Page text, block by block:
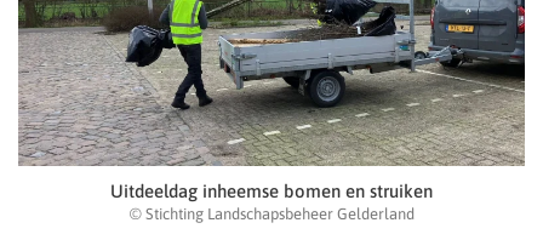
Uitdeeldag inheemse bomen en struiken
© Stichting Landschapsbeheer Gelderland